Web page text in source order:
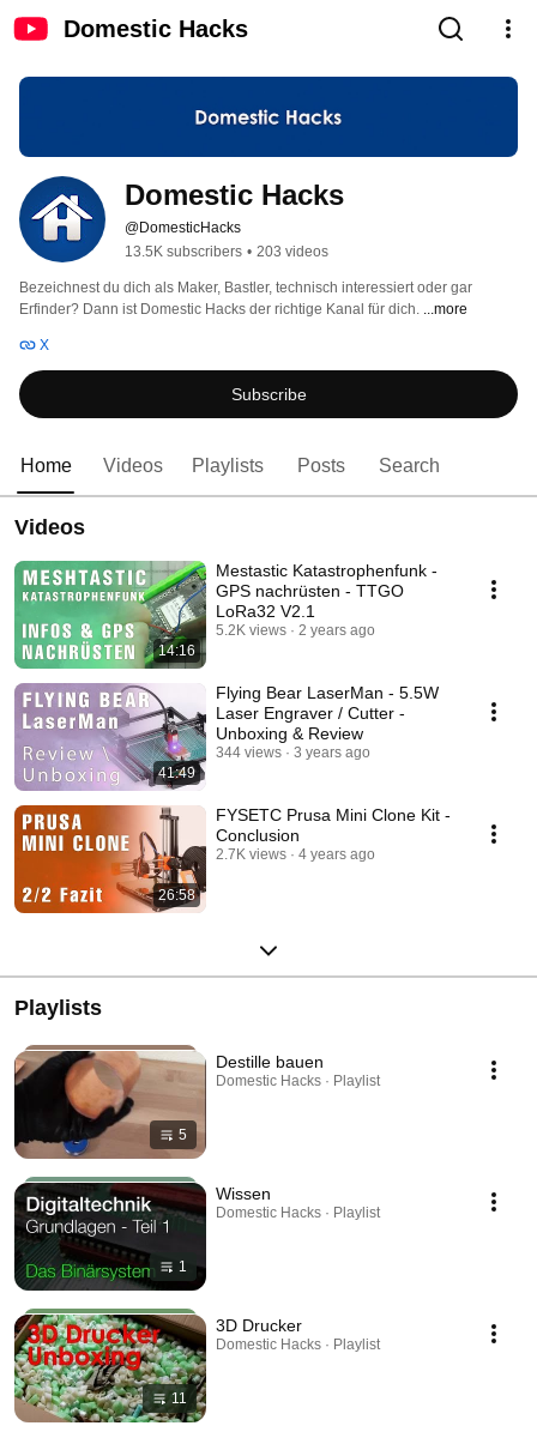
Domestic Hacks
Domestic Hacks
@DomesticHacks
13.5K subscribers • 203 videos
Bezeichnest du dich als Maker, Bastler, technisch interessiert oder gar
Erfinder? Dann ist Domestic Hacks der richtige Kanal für dich. ...more
X
Subscribe
Home Videos Playlists Posts Search
Videos
14:16
Mestastic Katastrophenfunk -
GPS nachrüsten - TTGO
LoRa32 V2.1
5.2K views 2 years ago
41:49
Flying Bear LaserMan - 5.5W
Laser Engraver / Cutter -
Unboxing & Review
344 views 3 years ago
26:58
FYSETC Prusa Mini Clone Kit -
Conclusion
2.7K views 4 years ago
Playlists
5
Destille bauen
Domestic Hacks · Playlist
1
Wissen
Domestic Hacks · Playlist
11
3D Drucker
Domestic Hacks · Playlist